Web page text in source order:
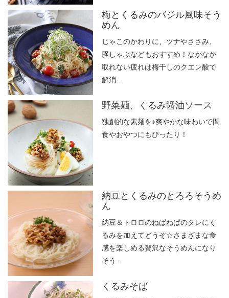
梅とくるみのバジル風味そう
めん
じゃこのかわりに、ツナやささみ、
豚しゃぶなどもおすすめ！なかなか
取れない疲れは梅干しのクエン酸で
解消...
野菜麺、くるみ醤油ソース
独創的な素麺を♪爽やかな味わいで間
食やおやつにもぴったり！
納豆とくるみのとろろそうめ
ん
納豆＆トロロのねばねばのタレにく
るみを加えてどうぞ☆さまざまな食
感を楽しめる贅沢なそうめんになり
そう...
くるみそば